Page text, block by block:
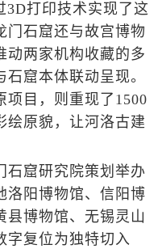
3D打印技术实现了这
门石窟还与故宫博物
动两家机构收藏的多
窟本体联动呈现。
项目，则重现了1500
绘原貌，让河洛古建
窟研究院策划举办
洛阳博物馆、信阳博
县博物馆、无锡灵山
字复位为独特切入